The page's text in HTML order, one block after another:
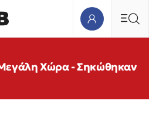
Χώρα - Σηκώθηκαν